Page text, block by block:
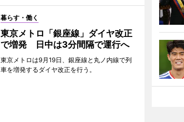
暮らす・働く
東京メトロ「銀座線」ダイヤ改正
で増発 日中は3分間隔で運行へ
東京メトロは9月19日、銀座線と丸ノ内線で列
車を増発するダイヤ改正を行う。